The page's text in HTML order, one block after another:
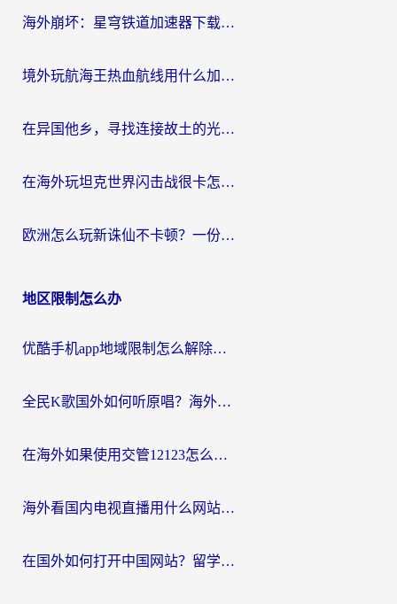
海外崩坏：星穹铁道加速器下载安装：一份给游子的终极网络指南
境外玩航海王热血航线用什么加速器？2026海外玩家实测最优方案（附欧洲问道堡垒前线加速技巧）
在异国他乡，寻找连接故土的光明大陆免费加速器
在海外玩坦克世界闪击战很卡怎么办？老玩家亲测有效的加速器选择指南
欧洲怎么玩新诛仙不卡顿？一份给海外游子的国服游戏畅玩指南
地区限制怎么办
优酷手机app地域限制怎么解除？海外党亲测有效的追剧方案
全民K歌国外如何听原唱？海外党亲测有效的回国加速器选择指南
在海外如果使用交管12123怎么处理？留学生亲测有效的回国加速方案
海外看国内电视直播用什么网站比较好？一篇解决你所有追剧难题的实用指南
在国外如何打开中国网站？留学生与海外华人的无缝访问指南